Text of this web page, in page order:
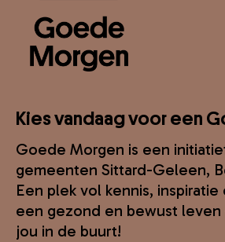
Kies vandaag voor een
Goede Morgen is een
gemeenten Sittard-Geleen,
Een plek vol kennis,
een gezond en bewust
jou in de buurt!